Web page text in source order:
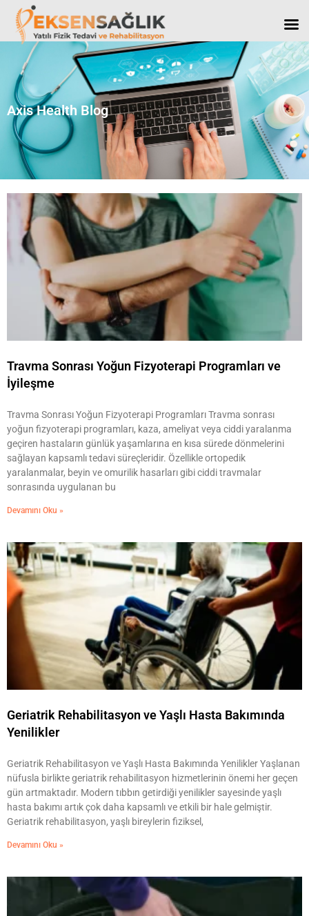
Axis Health Blog
Travma Sonrası Yoğun Fizyoterapi Programları ve
İyileşme
Travma Sonrası Yoğun Fizyoterapi Programları Travma sonrası
yoğun fizyoterapi programları, kaza, ameliyat veya ciddi yaralanma
geçiren hastaların günlük yaşamlarına en kısa sürede dönmelerini
sağlayan kapsamlı tedavi süreçleridir. Özellikle ortopedik
yaralanmalar, beyin ve omurilik hasarları gibi ciddi travmalar
sonrasında uygulanan bu
Devamını Oku »
Geriatrik Rehabilitasyon ve Yaşlı Hasta Bakımında
Yenilikler
Geriatrik Rehabilitasyon ve Yaşlı Hasta Bakımında Yenilikler Yaşlanan
nüfusla birlikte geriatrik rehabilitasyon hizmetlerinin önemi her geçen
gün artmaktadır. Modern tıbbın getirdiği yenilikler sayesinde yaşlı
hasta bakımı artık çok daha kapsamlı ve etkili bir hale gelmiştir.
Geriatrik rehabilitasyon, yaşlı bireylerin fiziksel,
Devamını Oku »